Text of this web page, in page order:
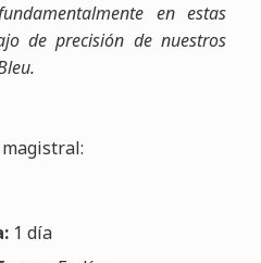
en estas
de precisión de nuestros
1 día